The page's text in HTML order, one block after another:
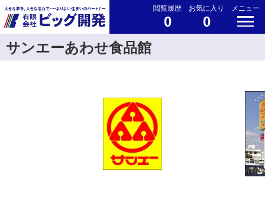
閲覧履歴
0
お気に入り
0
メニュー
サンエーあわせ食品館